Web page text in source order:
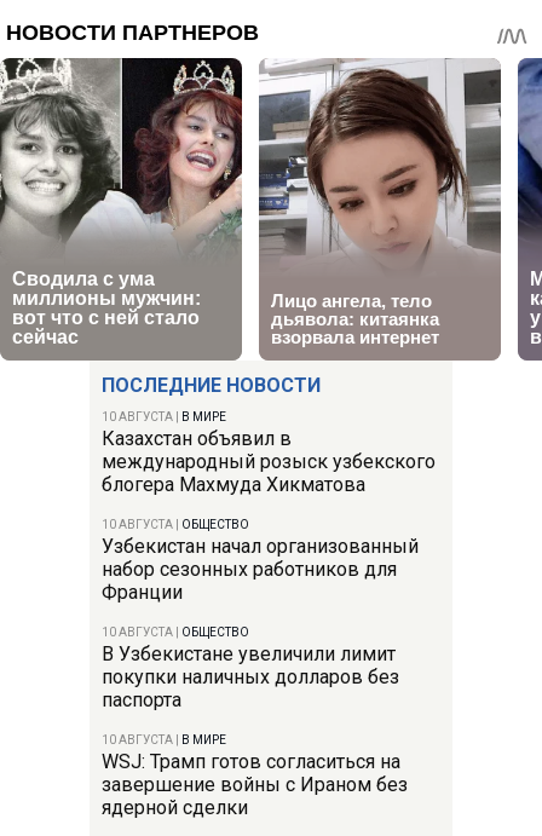
ПОСЛЕДНИЕ НОВОСТИ
10 АВГУСТА В МИРЕ
Казахстан объявил в
международный розыск узбекского
блогера Махмуда Хикматова
10 АВГУСТА ОБЩЕСТВО
Узбекистан начал организованный
набор сезонных работников для
Франции
10 АВГУСТА ОБЩЕСТВО
В Узбекистане увеличили лимит
покупки наличных долларов без
паспорта
10 АВГУСТА В МИРЕ
WSJ: Трамп готов согласиться на
завершение войны с Ираном без
ядерной сделки